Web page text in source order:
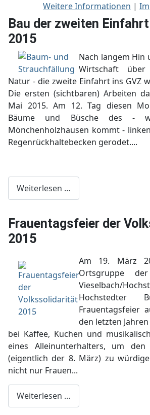
Bau der zweiten
2015
Nach langem Hin
Wirtschaft
Natur - die zweite Einfahrt ins GVZ
Die ersten (sichtbaren) Arbeiten
Mai 2015. Am 12. Tag diesen
Bäume und Büsche des -
Mönchenholzhausen kommt -
Regenrückhaltebecken gerodet....
Weiterlesen …
Frauentagsfeier der
2015
Am 19. März
Ortsgruppe
Vieselbach/
Hochstedter
Frauentagsfeier
den letzten
bei Kaffee, Kuchen und
eines Alleinunterhalters, um
(eigentlich der 8. März) zu
nicht nur Frauen...
Weiterlesen …
Weitere Informationen |